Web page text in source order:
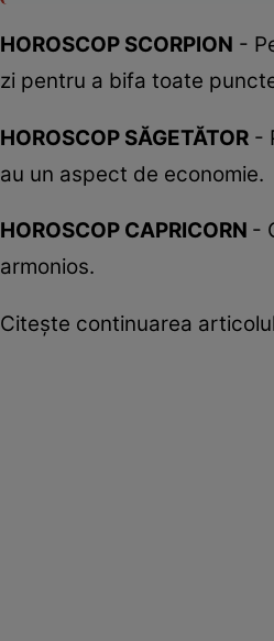
HOROSCOP SCORPION -
zi pentru a bifa toate
HOROSCOP SĂGETĂTOR -
au un aspect de economie.
HOROSCOP CAPRICORN -
armonios.
Citeşte continuarea